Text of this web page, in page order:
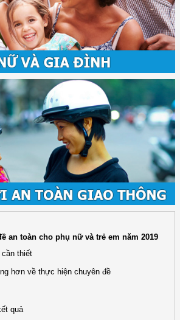
an toàn cho phụ nữ và trẻ em năm 2019
thiết
hơn về thực hiện chuyên đề
quả